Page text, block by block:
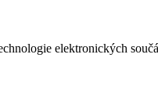
elektronických